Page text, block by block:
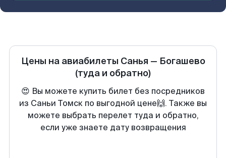
Цены на авиабилеты Санья — Богашево
(туда и обратно)
😍 Вы можете купить билет без посредников
из Саньи Томск по выгодной цене🙌. Также вы
можете выбрать перелет туда и обратно,
если уже знаете дату возвращения